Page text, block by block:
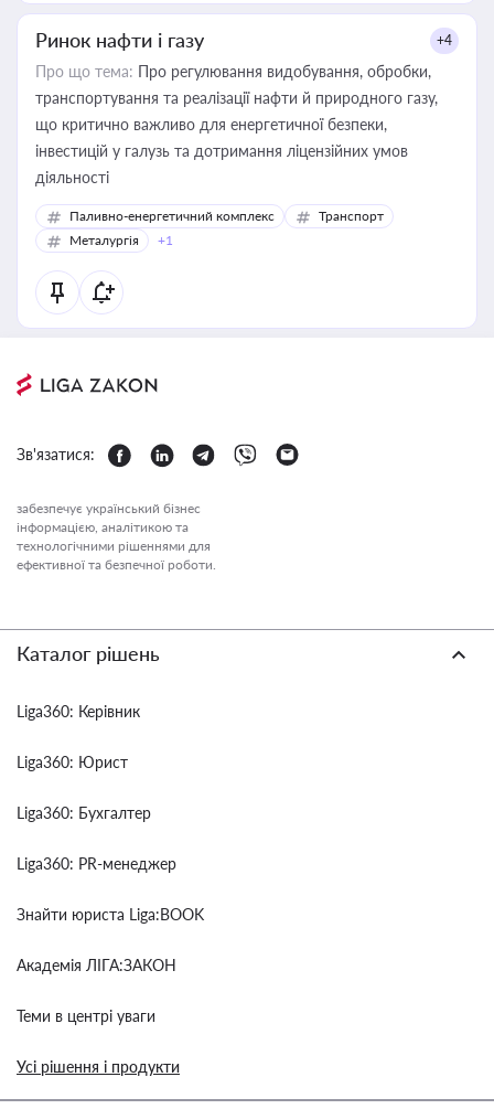
Ринок нафти і газу +4
Про що тема: Про регулювання видобування, обробки,
транспортування та реалізації нафти й природного газу,
що критично важливо для енергетичної безпеки,
інвестицій у галузь та дотримання ліцензійних умов
діяльності
Паливно-енергетичний комплекс
Транспорт
Металургія
+1
Зв'язатися:
забезпечує український бізнес
інформацією, аналітикою та
технологічними рішеннями для
ефективної та безпечної роботи.
Каталог рішень
Liga360: Керівник
Liga360: Юрист
Liga360: Бухгалтер
Liga360: PR-менеджер
Знайти юриста Liga:BOOK
Академія ЛІГА:ЗАКОН
Теми в центрі уваги
Усі рішення і продукти